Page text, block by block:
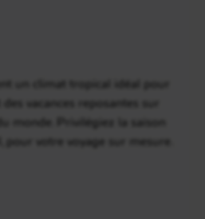
un climat tropical idéal pour
vacances reposantes sur
monde. Privilégiez la saison
pour votre voyage sur mesure.